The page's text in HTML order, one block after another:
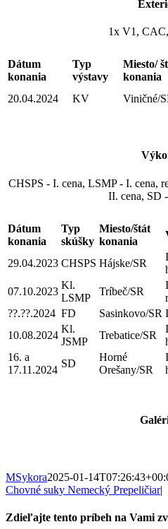
1x V1,
Dátum
konania
Typ
výstavy
Miesto/
konania
20.04.2024 KV Viničné/
CHSPS - I. cena, LSMP - I. cena,
II. cena, SD
Dátum
konania
Typ
skúšky
Miesto/štát
konania
29.04.2023 CHSPS Hájske/SR
07.10.2023
Kl.
LSMP
Tríbeč/SR
??.??.2024 FD Sasinkovo/SR
10.08.2024
Kl.
JSMP
Trebatice/SR
16. a
17.11.2024
SD
Horné
Orešany/SR
MSykora2025-01-
Chovné suky Nemecký Prepeličiar|
Zdieľajte tento príbeh na Vami